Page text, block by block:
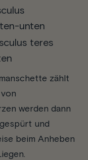
unten
teres
zählt
werden dann
und
beim Anheben